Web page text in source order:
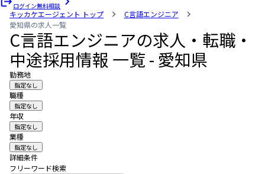
ログイン無料相談
キッカケエージェント トップ
C言語エンジニア
愛知県の求人一覧
C言語エンジニアの求人・転職・
中途採用情報 一覧 - 愛知県
勤務地
指定なし
職種
指定なし
年収
指定なし
業種
指定なし
詳細条件
フリーワード検索